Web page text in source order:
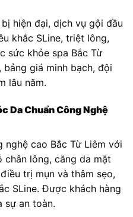
hiện đại, dịch vụ gội đầu
khắc SLine, triệt lông,
sức khỏe spa Bắc Từ
bảng giá minh bạch, đội
lâu năm.
Da Chuẩn Công Nghệ
nghệ cao Bắc Từ Liêm với
chân lông, căng da mặt
trị mụn và thâm sẹo,
SLine. Được khách hàng
sự an toàn.